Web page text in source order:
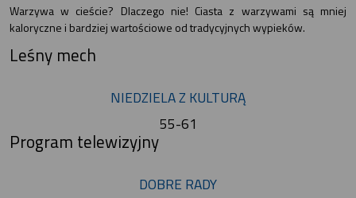
Warzywa w cieście? Dlaczego nie! Ciasta z warzywami są mniej
kaloryczne i bardziej wartościowe od tradycyjnych wypieków.
Leśny mech
NIEDZIELA Z KULTURĄ
55-61
Program telewizyjny
DOBRE RADY